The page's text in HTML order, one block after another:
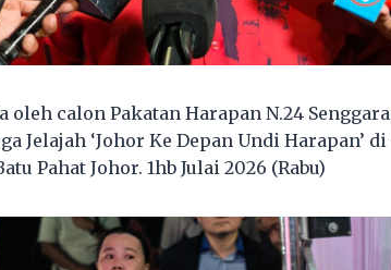
oleh calon Pakatan Harapan N.24
Jelajah ‘Johor Ke Depan Undi Harapan’
Pahat Johor. 1hb Julai 2026 (Rabu)